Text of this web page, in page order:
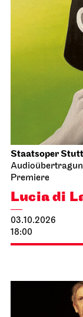
Staatsoper
Premiere
Lucia di
03.10.2026
18:00